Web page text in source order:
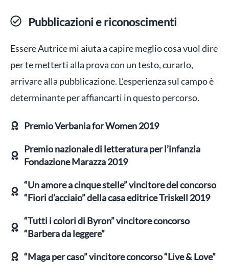
Pubblicazioni e riconoscimenti
Essere Autrice mi aiuta a capire meglio cosa vuol dire
per te metterti alla prova con un testo, curarlo,
arrivare alla pubblicazione. L’esperienza sul campo è
determinante per affiancarti in questo percorso.
Premio Verbania for Women 2019
Premio nazionale di letteratura per l’infanzia
Fondazione Marazza 2019
“Un amore a cinque stelle” vincitore del concorso
“Fiori d’acciaio” della casa editrice Triskell 2019
“Tutti i colori di Byron” vincitore concorso
“Barbera da leggere”
“Maga per caso” vincitore concorso “Live & Love”